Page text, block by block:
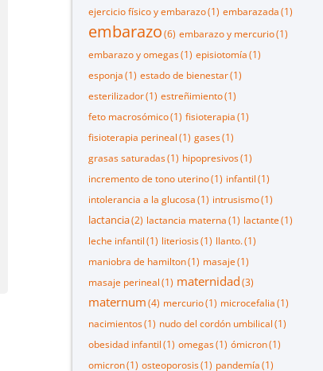
ejercicio físico y embarazo(1) embarazada(1)
embarazo(6) embarazo y mercurio(1)
embarazo y omegas(1) episiotomía(1)
esponja(1) estado de bienestar(1)
esterilizador(1) estreñimiento(1)
feto macrosómico(1) fisioterapia(1)
fisioterapia perineal(1) gases(1)
grasas saturadas(1) hipopresivos(1)
incremento de tono uterino(1) infantil(1)
intolerancia a la glucosa(1) intrusismo(1)
lactancia(2) lactancia materna(1) lactante(1)
leche infantil(1) literiosis(1) llanto.(1)
maniobra de hamilton(1) masaje(1)
masaje perineal(1) maternidad(3)
maternum(4) mercurio(1) microcefalia(1)
nacimientos(1) nudo del cordón umbilical(1)
obesidad infantil(1) omegas(1) ómicron(1)
omicron(1) osteoporosis(1) pandemía(1)